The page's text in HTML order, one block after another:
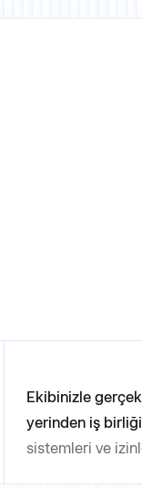
Ekibinizle
yerinden iş birliği
sistemleri ve